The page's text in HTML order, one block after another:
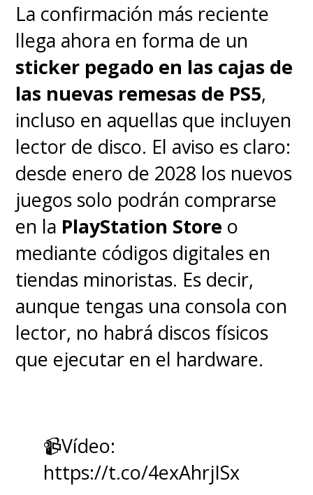
La confirmación más reciente
llega ahora en forma de un
sticker pegado en las cajas de
las nuevas remesas de PS5,
incluso en aquellas que incluyen
lector de disco. El aviso es claro:
desde enero de 2028 los nuevos
juegos solo podrán comprarse
en la PlayStation Store o
mediante códigos digitales en
tiendas minoristas. Es decir,
aunque tengas una consola con
lector, no habrá discos físicos
que ejecutar en el hardware.
📹Vídeo:
https://t.co/4exAhrjISx